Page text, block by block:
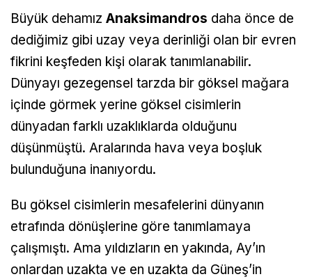
Büyük dehamız Anaksimandros daha önce de
dediğimiz gibi uzay veya derinliği olan bir evren
fikrini keşfeden kişi olarak tanımlanabilir.
Dünyayı gezegensel tarzda bir göksel mağara
içinde görmek yerine göksel cisimlerin
dünyadan farklı uzaklıklarda olduğunu
düşünmüştü. Aralarında hava veya boşluk
bulunduğuna inanıyordu.
Bu göksel cisimlerin mesafelerini dünyanın
etrafında dönüşlerine göre tanımlamaya
çalışmıştı. Ama yıldızların en yakında, Ay’ın
onlardan uzakta ve en uzakta da Güneş’in